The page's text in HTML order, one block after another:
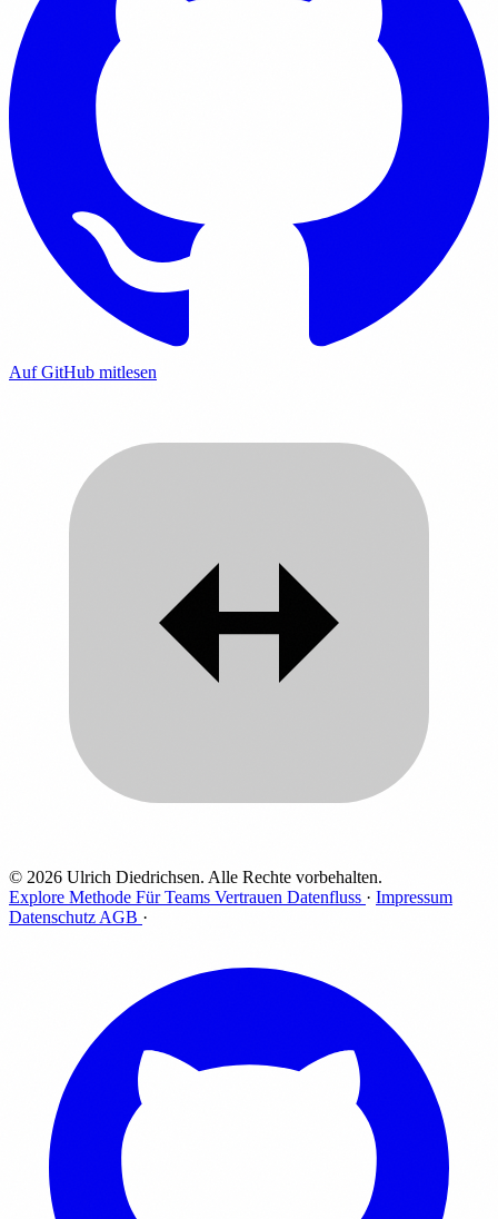
Auf GitHub mitlesen
© 2026 Ulrich Diedrichsen. Alle Rechte vorbehalten.
Explore Methode Für Teams Vertrauen Datenfluss · Impressum
Datenschutz AGB ·